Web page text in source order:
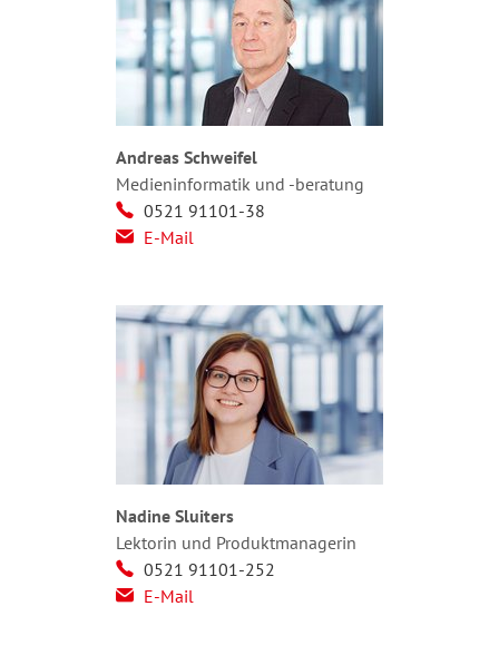
Andreas Schweifel
Medieninformatik und -beratung
0521 91101-38
E-Mail
Nadine Sluiters
Lektorin und Produktmanagerin
0521 91101-252
E-Mail